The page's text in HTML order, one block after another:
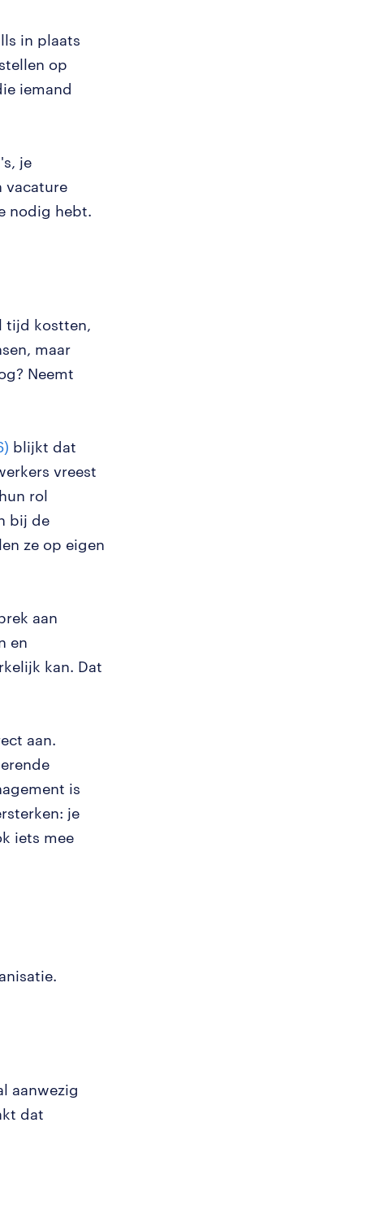
in plaats
op
iemand
je
vacature
nodig hebt.
tijd kostten,
maar
Neemt
blijkt dat
vreest
rol
bij de
ze op eigen
aan
en
kan. Dat
aan.
is
je
iets mee
aanwezig
dat